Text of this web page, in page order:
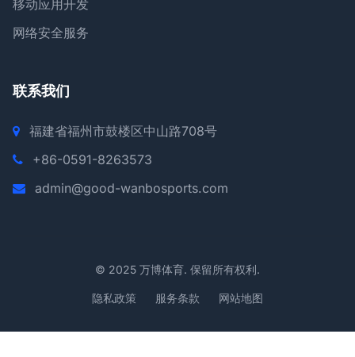
移动应用开发
网络安全服务
联系我们
福建省福州市鼓楼区中山路708号
+86-0591-8263573
admin@good-wanbosports.com
© 2025 万博体育. 保留所有权利.
隐私政策 服务条款 网站地图